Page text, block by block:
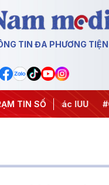
TIN ĐA PHƯƠNG
TIN SỐ
thác IUU #Căng